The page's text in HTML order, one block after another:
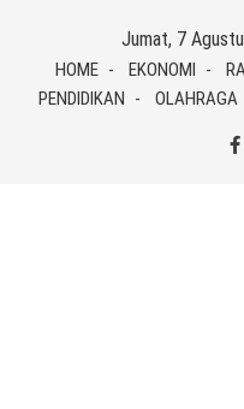
content
Jumat, 7
HOME EKONOMI
PENDIDIKAN
OLAHRAGA